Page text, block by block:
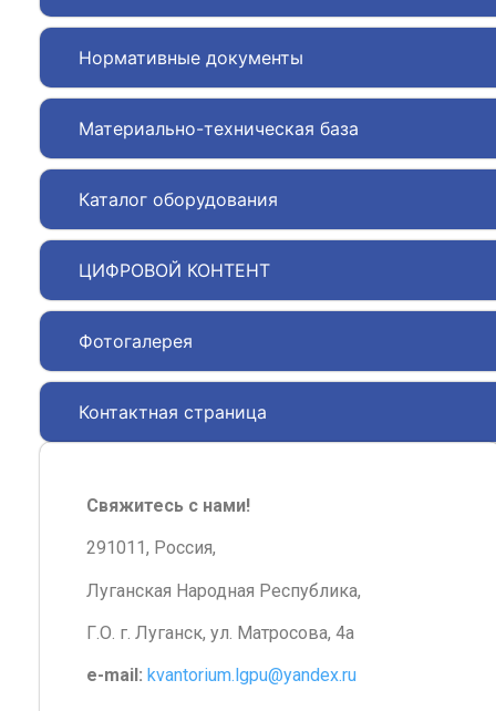
Нормативные документы
Материально-техническая база
Каталог оборудования
ЦИФРОВОЙ КОНТЕНТ
Фотогалерея
Контактная страница
Свяжитесь с нами!
291011, Россия,
Луганская Народная Республика,
Г.О. г. Луганск, ул. Матросова, 4а
e-mail: kvantorium.lgpu@yandex.ru